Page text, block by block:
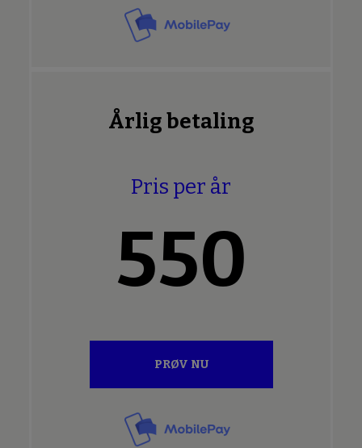
Årlig betaling
Pris per år
550
PRØV NU